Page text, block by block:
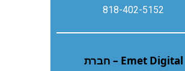
818-402-5152
Emet Digital – חברת